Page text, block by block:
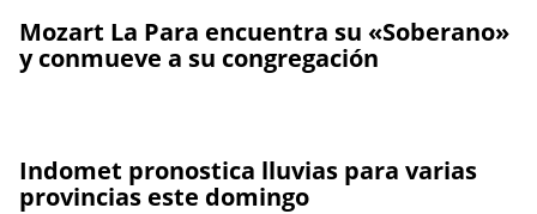
Mozart La Para encuentra su «Soberano»
y conmueve a su congregación
Indomet pronostica lluvias para varias
provincias este domingo